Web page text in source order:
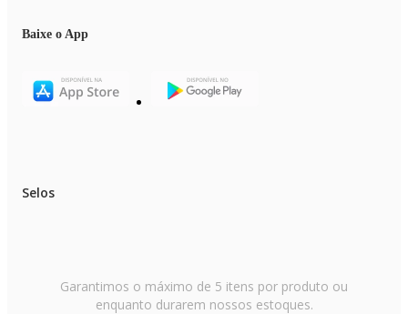
Baixe o App
Selos
Garantimos o máximo de 5 itens por produto ou
enquanto durarem nossos estoques.